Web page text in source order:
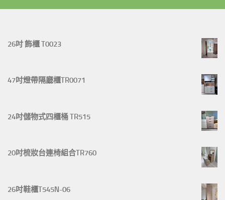
26吋 飾櫃 T0023
47吋燈帶隔廳櫃TR0071
24吋儲物式四櫃桶 TR515
20吋梳妝台連椅組合TR760
26吋鞋櫃T545N-06